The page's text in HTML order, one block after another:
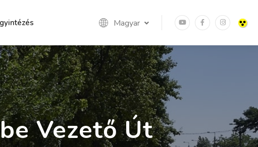
Magyar
Vezető Út